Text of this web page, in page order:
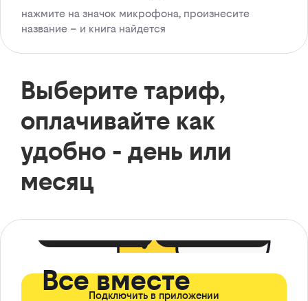
нажмите на значок микрофона, произнесите
название – и книга найдется
Выберите тариф,
оплачивайте как
удобно - день или
месяц
Все вместе
Подключить в приложении